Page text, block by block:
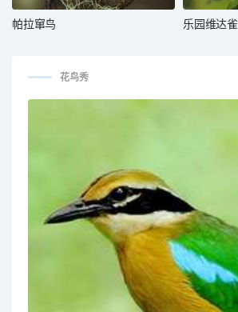
帕拉窜鸟 乐园维达雀
花鸟秀